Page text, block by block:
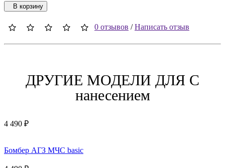
В корзину
0 отзывов /Написать отзыв
ДРУГИЕ МОДЕЛИ ДЛЯ C
нанесением
4 490 ₽
Бомбер АГЗ МЧС basic